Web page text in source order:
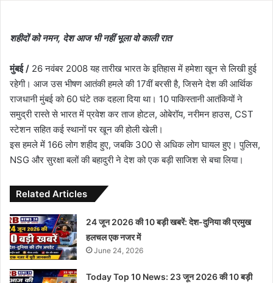
शहीदों को नमन, देश आज भी नहीं भूला वो काली रात
मुंबई / 26 नवंबर 2008 यह तारीख भारत के इतिहास में हमेशा खून से लिखी हुई
रहेगी। आज उस भीषण आतंकी हमले की 17वीं बरसी है, जिसने देश की आर्थिक
राजधानी मुंबई को 60 घंटे तक दहला दिया था। 10 पाकिस्तानी आतंकियों ने
समुद्री रास्ते से भारत में प्रवेश कर ताज होटल, ओबेरॉय, नरीमन हाउस, CST
स्टेशन सहित कई स्थानों पर खून की होली खेली।
इस हमले में 166 लोग शहीद हुए, जबकि 300 से अधिक लोग घायल हुए। पुलिस,
NSG और सुरक्षा बलों की बहादुरी ने देश को एक बड़ी साजिश से बचा लिया।
Related Articles
24 जून 2026 की 10 बड़ी खबरें: देश-दुनिया की प्रमुख
हलचल एक नजर में
June 24, 2026
Today Top 10 News: 23 जून 2026 की 10 बड़ी